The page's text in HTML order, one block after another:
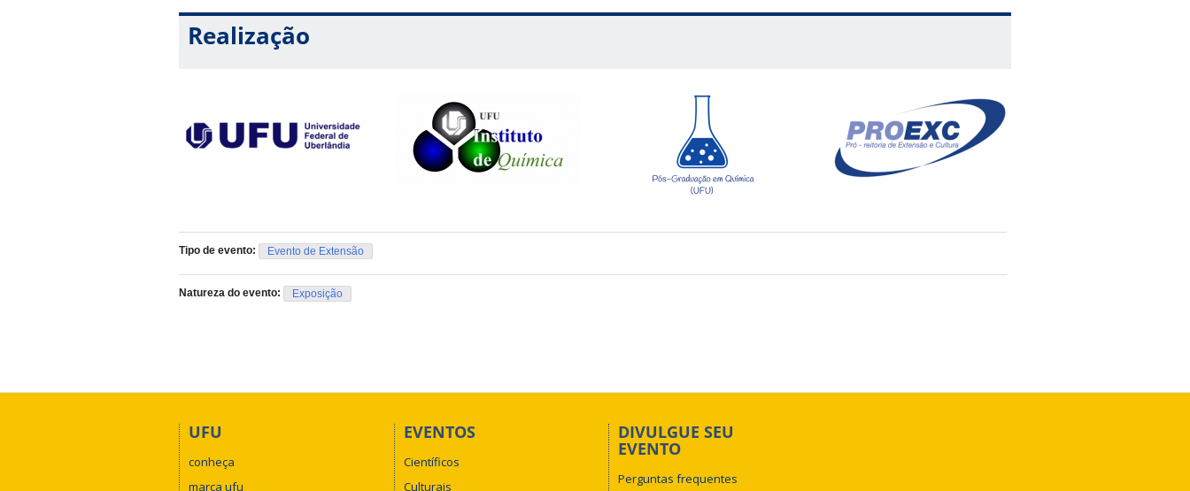
Realização
Tipo de evento: Evento de Extensão
Natureza do evento: Exposição
UFU
conheça
marca ufu
EVENTOS
Científicos
Culturais
DIVULGUE SEU
EVENTO
Perguntas frequentes